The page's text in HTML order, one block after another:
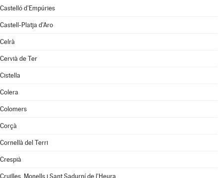
Castelló d'Empúries
Castell-Platja d'Aro
Celrà
Cervià de Ter
Cistella
Colera
Colomers
Corçà
Cornellà del Terri
Crespià
Cruïlles, Monells i Sant Sadurní de l'Heura